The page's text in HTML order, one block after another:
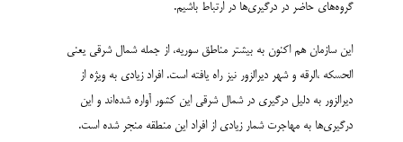
گروه‌های حاضر در درگیری‌ها در ارتباط باشیم.
این سازمان هم اکنون به بیشتر مناطق سوریه، از جمله شمال شرقی یعنی
الحسکه ،الرقه و شهر دیرالزور نیز راه یافته است. افراد زیادی به ویژه از
دیرالزور به دلیل درگیری در شمال شرقی این کشور آواره شده‌اند و این
درگیری‌ها به مهاجرت شمار زیادی از افراد این منطقه منجر شده است.